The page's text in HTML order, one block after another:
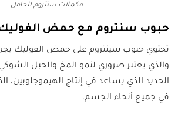
مكملات سنتروم للحامل
حبوب سنتروم مع حمض
والذي يعتبر ضروري لنمو المخ والحبل
الحديد الذي يساعد في إنتاج الهيموجلوبين،
في جميع أنحاء الجسم.